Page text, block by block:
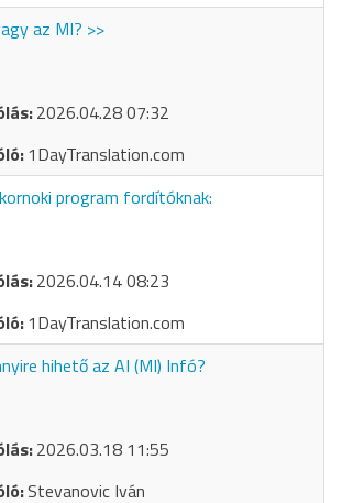
az MI? >>
2026.04.28 07:32
1DayTranslation.com
program fordítóknak:
2026.04.14 08:23
1DayTranslation.com
hihető az AI (MI) Infó?
2026.03.18 11:55
Stevanovic Iván